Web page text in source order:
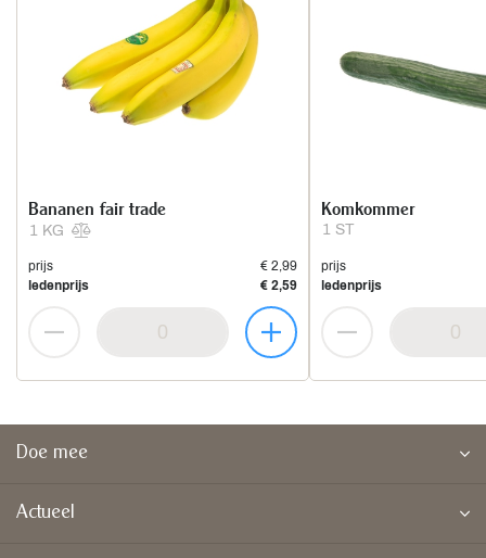
1 KG
Bananen fair trade
prijs
€ 2,99
ledenprijs
€ 2,59
1 ST
Komkommer
prijs
ledenprijs
Doe mee
Actueel